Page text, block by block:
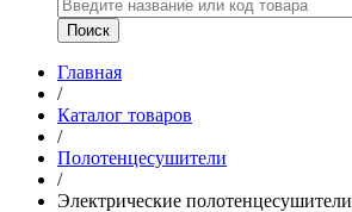
Главная
/
Каталог товаров
/
Полотенцесушители
/
Электрические полотенцесушители